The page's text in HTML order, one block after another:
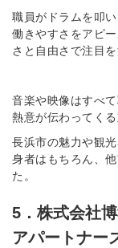
職員がドラムを叩
働きやすさをアピ
さと自由さで注目を
音楽や映像はすべ
熱意が伝わってくる
長浜市の魅力や観
身者はもちろん、
た。
5．株式会社
アパートナー